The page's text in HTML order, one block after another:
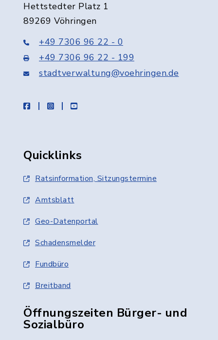
Hettstedter Platz 1
89269 Vöhringen
+49 7306 96 22 - 0
+49 7306 96 22 - 199
stadtverwaltung@voehringen.de
facebookinstagramyoutube
Quicklinks
Ratsinformation, Sitzungstermine
Amtsblatt
Geo-Datenportal
Schadensmelder
Fundbüro
Breitband
Öffnungszeiten Bürger- und
Sozialbüro